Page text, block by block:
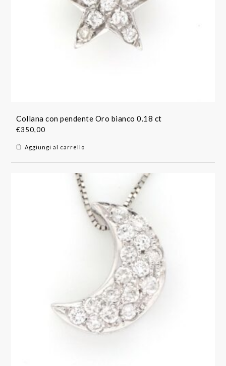
Collana con pendente Oro bianco 0.18 ct
€350,00
Aggiungi al carrello